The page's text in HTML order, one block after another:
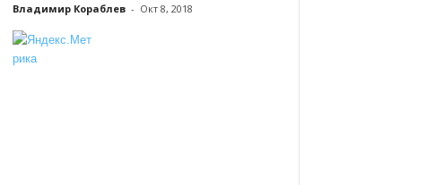
Владимир Кораблев - Окт 8, 2018